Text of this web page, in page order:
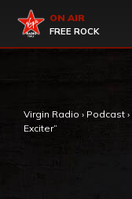
Virgin Radio
ON AIR
FREE ROCK
Virgin Radio › Podcast ›
Exciter”